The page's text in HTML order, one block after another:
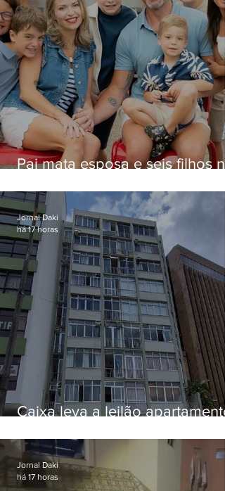
Pai mata esposa e seis filhos
Caixa leva a leilão apartamento
Botafogo
Jornal Daki
há 17 horas
Jornal Daki
há 17 horas